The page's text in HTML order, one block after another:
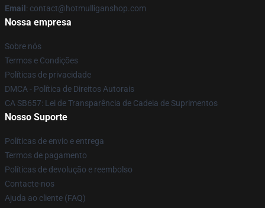
Email : contact@hotmulliganshop.com
Nossa empresa
Sobre nós
Termos e Condições
Políticas de privacidade
DMCA - Política de Direitos Autorais
CA SB657: Lei de Transparência de Cadeia de Suprimentos
Nosso Suporte
Políticas de envio e entrega
Termos de pagamento
Políticas de devolução e reembolso
Contacte-nos
Ajuda ao cliente (FAQ)